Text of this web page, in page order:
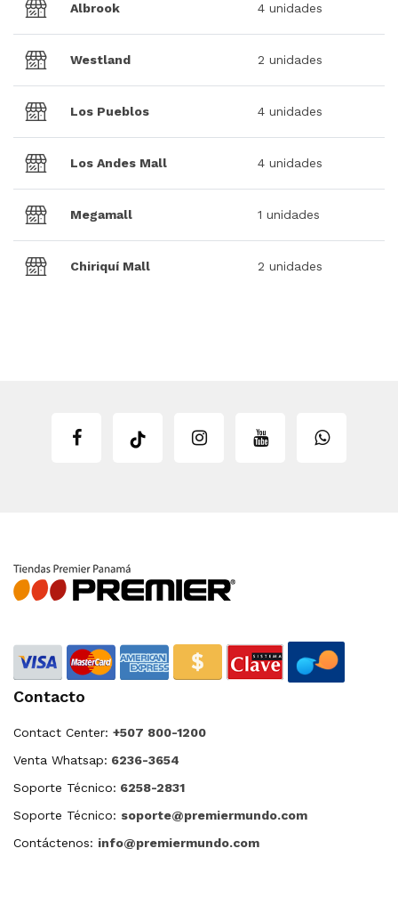
Albrook 4 unidades
Westland 2 unidades
Los Pueblos 4 unidades
Los Andes Mall 4 unidades
Megamall 1 unidades
Chiriquí Mall 2 unidades
Contacto
Contact Center: +507 800-1200
Venta Whatsap: 6236-3654
Soporte Técnico: 6258-2831
Soporte Técnico: soporte@premiermundo.com
Contáctenos: info@premiermundo.com